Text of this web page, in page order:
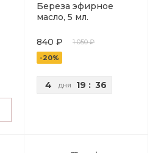
Береза эфирное
масло, 5 мл.
840 ₽
1 050 ₽
-20%
4 дня 19 : 36